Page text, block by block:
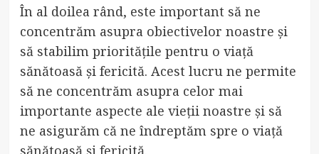
În al doilea rând, este important să ne
concentrăm asupra obiectivelor noastre și
să stabilim prioritățile pentru o viață
sănătoasă și fericită. Acest lucru ne permite
să ne concentrăm asupra celor mai
importante aspecte ale vieții noastre și să
ne asigurăm că ne îndreptăm spre o viață
sănătoasă și fericită.